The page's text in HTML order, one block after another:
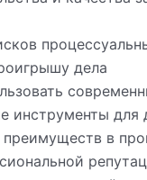
дела
инструменты для
преимуществ в